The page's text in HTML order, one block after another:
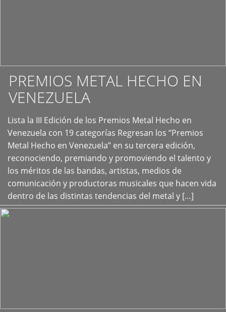
PREMIOS METAL HECHO EN
VENEZUELA
Lista la III Edición de los Premios Metal Hecho en
Venezuela con 19 categorías Regresan los “Premios
Metal Hecho en Venezuela” en su tercera edición,
reconociendo, premiando y promoviendo el talento y
los méritos de las bandas, artistas, medios de
comunicación y productoras musicales que hacen vida
dentro de las distintas tendencias del metal y […]
+